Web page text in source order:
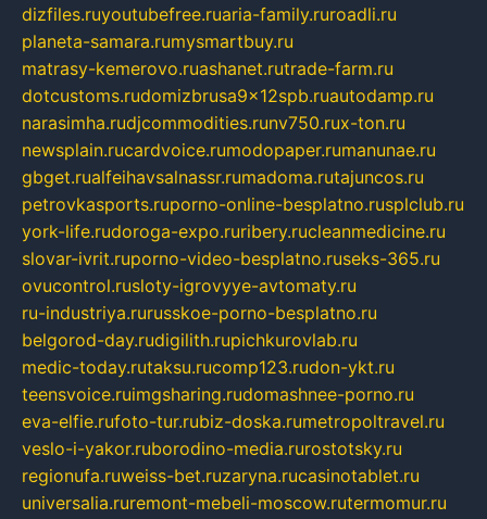
dizfiles.ruyoutubefree.ruaria-family.ruroadli.ru
planeta-samara.rumysmartbuy.ru
matrasy-kemerovo.ruashanet.rutrade-farm.ru
dotcustoms.rudomizbrusa9x12spb.ruautodamp.ru
narasimha.rudjcommodities.runv750.rux-ton.ru
newsplain.rucardvoice.rumodopaper.rumanunae.ru
gbget.rualfeihavsalnassr.rumadoma.rutajuncos.ru
petrovkasports.ruporno-online-besplatno.rusplclub.ru
york-life.rudoroga-expo.ruribery.rucleanmedicine.ru
slovar-ivrit.ruporno-video-besplatno.ruseks-365.ru
ovucontrol.rusloty-igrovyye-avtomaty.ru
ru-industriya.rurusskoe-porno-besplatno.ru
belgorod-day.rudigilith.rupichkurovlab.ru
medic-today.rutaksu.rucomp123.rudon-ykt.ru
teensvoice.ruimgsharing.rudomashnee-porno.ru
eva-elfie.rufoto-tur.rubiz-doska.rumetropoltravel.ru
veslo-i-yakor.ruborodino-media.rurostotsky.ru
regionufa.ruweiss-bet.ruzaryna.rucasinotablet.ru
universalia.ruremont-mebeli-moscow.rutermomur.ru